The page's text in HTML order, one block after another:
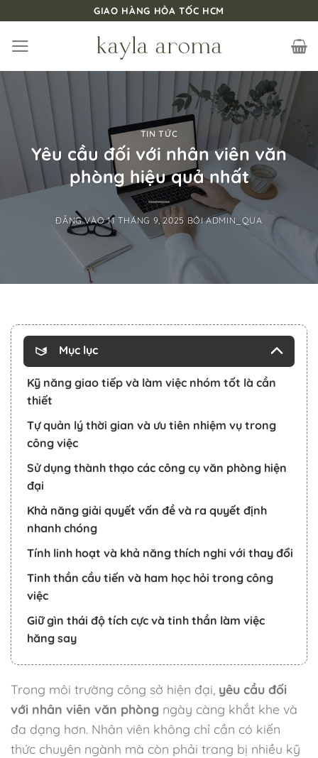
nội
dung
GIAO HÀNG HỎA TỐC HCM
TIN TỨC
Yêu cầu đối với nhân viên văn
phòng hiệu quả nhất
ĐĂNG VÀO11 THÁNG 9, 2025 BỞIADMIN_QUA
Mục lục
Kỹ năng giao tiếp và làm việc nhóm tốt là cần
thiết
Tự quản lý thời gian và ưu tiên nhiệm vụ trong
công việc
Sử dụng thành thạo các công cụ văn phòng hiện
đại
Khả năng giải quyết vấn đề và ra quyết định
nhanh chóng
Tính linh hoạt và khả năng thích nghi với thay đổi
Tinh thần cầu tiến và ham học hỏi trong công
việc
Giữ gìn thái độ tích cực và tinh thần làm việc
hăng say
Trong môi trường công sở hiện đại, yêu cầu đối
với nhân viên văn phòng ngày càng khắt khe và
đa dạng hơn. Nhân viên không chỉ cần có kiến
thức chuyên ngành mà còn phải trang bị nhiều kỹ